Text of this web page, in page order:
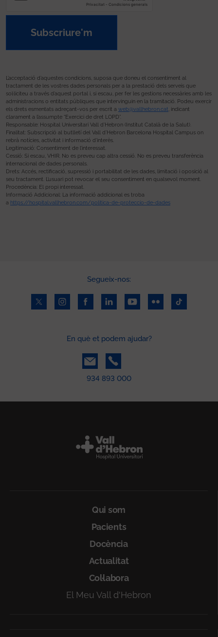
Subscriure'm
L’acceptació d’aquestes condicions, suposa que doneu el consentiment al
tractament de les vostres dades personals per a la prestació dels serveis que
sol·liciteu a través d’aquest portal i, si escau, per fer les gestions necessàries amb les
administracions o entitats públiques que intervinguin en la tramitació. Podeu exercir
els drets esmentats adreçant-vos per escrit a web@vallhebron.cat, indicant
clarament a l’assumpte “Exercici de dret LOPD”.
Responsable: Hospital Universitari Vall d’Hebron (Institut Català de la Salut).
Finalitat: Subscripció al butlletí del Vall d’Hebron Barcelona Hospital Campus on
rebrà notícies, activitat i informació d’interès.
Legitimació: Consentiment de l’interessat.
Cessió: Si escau, VHIR. No es preveu cap altra cessió. No es preveu transferència
internacional de dades personals.
Drets: Accés, rectificació, supressió i portabilitat de les dades, limitació i oposició al
seu tractament. L’usuari pot revocar el seu consentiment en qualsevol moment.
Procedència: El propi interessat.
Informació Addicional: La informació addicional es troba
a https://hospital.vallhebron.com/politica-de-proteccio-de-dades
Segueix-nos:
En què et podem ajudar?
934 893 000
Qui som
Pacients
Docència
Actualitat
Col·labora
El Meu Vall d'Hebron